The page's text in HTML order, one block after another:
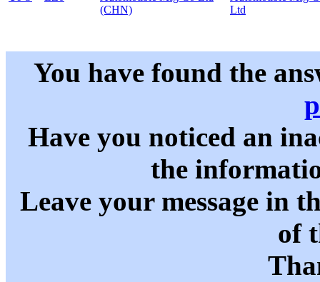
(CHN)
Ltd
You have found the
Have you noticed an
the
Leave your message in
of